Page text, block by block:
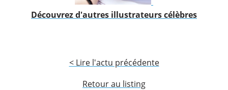
Découvrez d'autres illustrateurs célèbres
< Lire l'actu précédente
Retour au listing